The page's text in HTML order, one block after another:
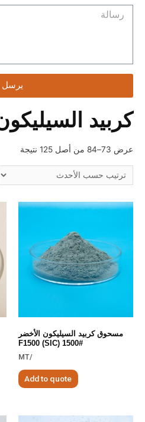
يرسل
كربيد
عرض 73–84 من أصل 125 نتيجة
مسحوق كربيد السيليكون الأخضر
F1500 (SIC) 1500#
/MT
Add to quote